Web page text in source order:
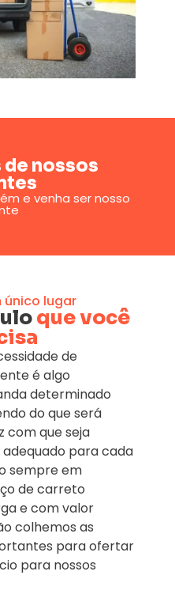
nossos
e venha ser nosso
único lugar
que você
de
é algo
determinado
do que será
com que seja
para cada
sempre em
de carreto
e com valor
colhemos as
para ofertar
para nossos